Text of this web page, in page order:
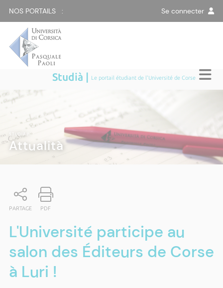
NOS PORTAILS : Se connecter
Studià | Le portail étudiant de l'Université de Corse
STUDIÀ
Attualità
PARTAGE PDF
L'Université participe au
salon des Éditeurs de Corse
à Luri !